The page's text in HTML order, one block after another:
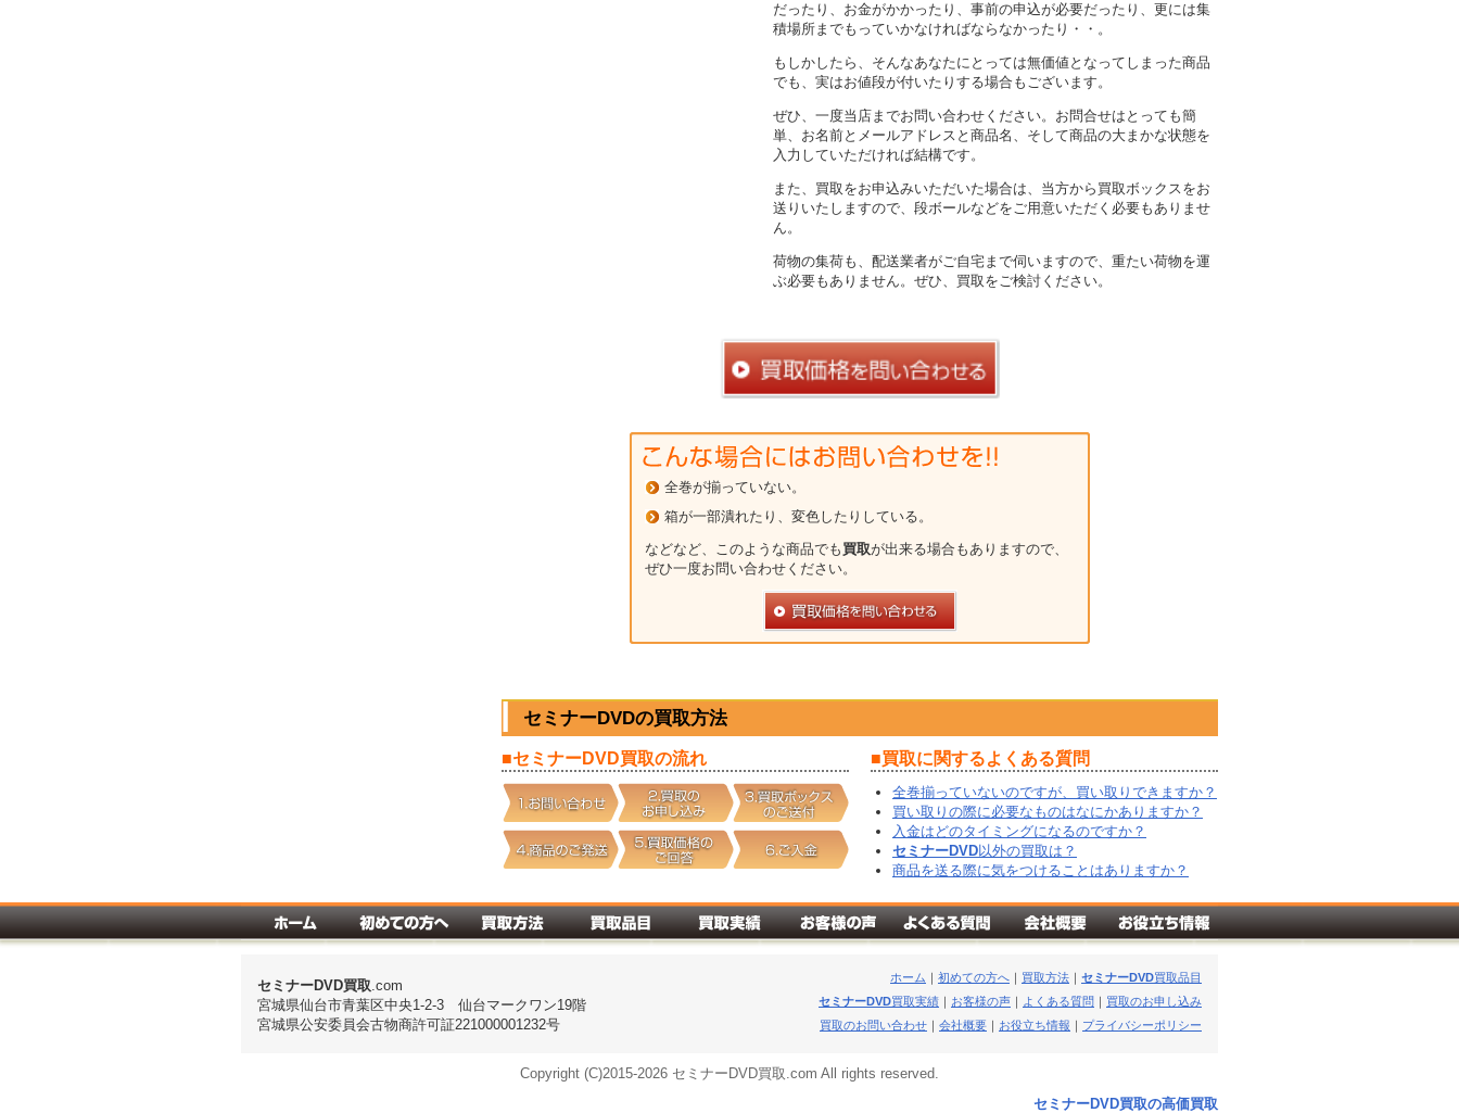
だったり、お金がかかったり、事前の申込が必要だったり、更には集
積場所までもっていかなければならなかったり・・。
もしかしたら、そんなあなたにとっては無価値となってしまった商品
でも、実はお値段が付いたりする場合もございます。
ぜひ、一度当店までお問い合わせください。お問合せはとっても簡
単、お名前とメールアドレスと商品名、そして商品の大まかな状態を
入力していただければ結構です。
また、買取をお申込みいただいた場合は、当方から買取ボックスをお
送りいたしますので、段ボールなどをご用意いただく必要もありませ
ん。
荷物の集荷も、配送業者がご自宅まで伺いますので、重たい荷物を運
ぶ必要もありません。ぜひ、買取をご検討ください。
全巻が揃っていない。
箱が一部潰れたり、変色したりしている。
などなど、このような商品でも 買取が出来る場合もありますので、
ぜひ一度お問い合わせください。
セミナーDVDの買取方法
■セミナーDVD買取の流れ ■買取に関するよくある質問
全巻揃っていないのですが、買い取りできますか？
買い取りの際に必要なものはなにかありますか？
入金はどのタイミングになるのですか？
セミナーDVD以外の買取は？
商品を送る際に気をつけることはありますか？
セミナーDVD買取.com
宮城県仙台市青葉区中央1-2-3 仙台マークワン19階
宮城県公安委員会古物商許可証221000001232号
ホーム ｜ 初めての方へ ｜ 買取方法 ｜ セミナーDVD買取品目
セミナーDVD買取実績 ｜ お客様の声 ｜ よくある質問 ｜ 買取のお申し込み
買取のお問い合わせ ｜ 会社概要 ｜ お役立ち情報 ｜ プライバシーポリシー
Copyright (C)2015-2026 セミナーDVD買取.com All rights reserved.
セミナーDVD買取の高価買取